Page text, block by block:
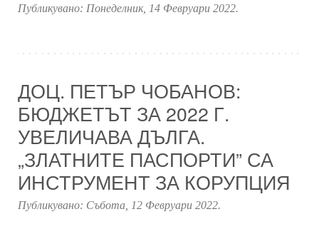
Публикувано: Понеделник, 14 Февруари 2022.
ДОЦ. ПЕТЪР ЧОБАНОВ:
БЮДЖЕТЪТ ЗА 2022 Г.
УВЕЛИЧАВА ДЪЛГА.
„ЗЛАТНИТЕ ПАСПОРТИ” СА
ИНСТРУМЕНТ ЗА КОРУПЦИЯ
Публикувано: Събота, 12 Февруари 2022.